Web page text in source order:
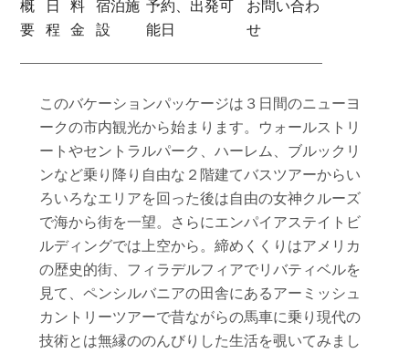
概
要
日
程
料
金
宿泊施
設
予約、出発可
能日
お問い合わ
せ
このバケーションパッケージは３日間のニューヨ
ークの市内観光から始まります。ウォールストリ
ートやセントラルパーク、ハーレム、ブルックリ
ンなど乗り降り自由な２階建てバスツアーからい
ろいろなエリアを回った後は自由の女神クルーズ
で海から街を一望。さらにエンパイアステイトビ
ルディングでは上空から。締めくくりはアメリカ
の歴史的街、フィラデルフィアでリバティベルを
見て、ペンシルバニアの田舎にあるアーミッシュ
カントリーツアーで昔ながらの馬車に乗り現代の
技術とは無縁ののんびりした生活を覗いてみまし